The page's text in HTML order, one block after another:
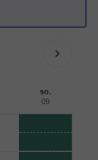
so.
09